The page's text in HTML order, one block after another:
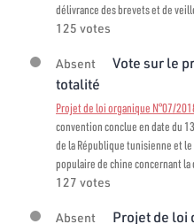
délivrance des brevets et de
125 votes
Absent
Vote sur le
totalité
Projet de loi organique N°07/
convention conclue en date du
de la République tunisienne et
populaire de chine concernant
127 votes
Absent Projet de loi